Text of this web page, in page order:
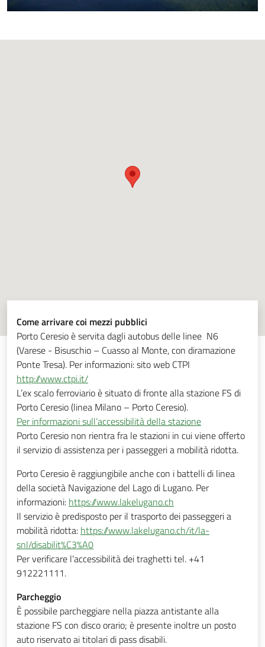
Come arrivare coi mezzi pubblici
Porto Ceresio è servita dagli autobus delle linee N6
(Varese - Bisuschio – Cuasso al Monte, con diramazione
Ponte Tresa). Per informazioni: sito web CTPI
http://www.ctpi.it/
L’ex scalo ferroviario è situato di fronte alla stazione FS di
Porto Ceresio (linea Milano – Porto Ceresio).
Per informazioni sull’accessibilità della stazione
Porto Ceresio non rientra fra le stazioni in cui viene offerto
il servizio di assistenza per i passeggeri a mobilità ridotta.
Porto Ceresio è raggiungibile anche con i battelli di linea
della società Navigazione del Lago di Lugano. Per
informazioni: https://www.lakelugano.ch
Il servizio è predisposto per il trasporto dei passeggeri a
mobilità ridotta: https://www.lakelugano.ch/it/la-
snl/disabilit%C3%A0
Per verificare l’accessibilità dei traghetti tel. +41
912221111.
Parcheggio
È possibile parcheggiare nella piazza antistante alla
stazione FS con disco orario; è presente inoltre un posto
auto riservato ai titolari di pass disabili.